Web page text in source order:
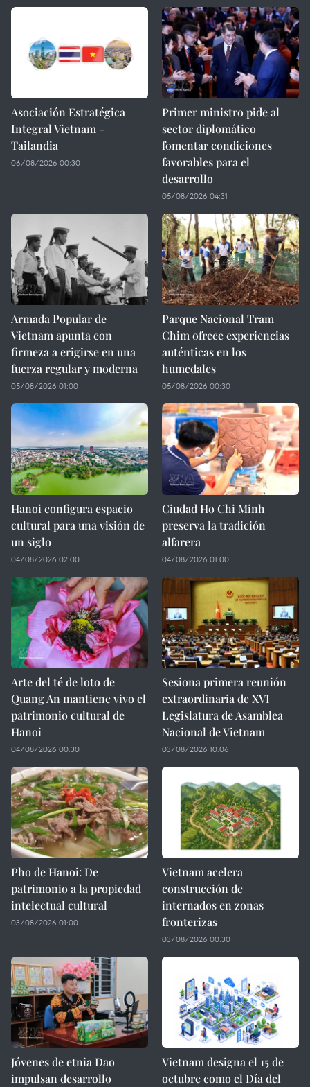
Asociación Estratégica
Integral Vietnam -
Tailandia
06/08/2026 00:30
Primer ministro pide al
sector diplomático
fomentar condiciones
favorables para el
desarrollo
05/08/2026 04:31
Armada Popular de
Vietnam apunta con
firmeza a erigirse en una
fuerza regular y moderna
05/08/2026 01:00
Parque Nacional Tram
Chim ofrece experiencias
auténticas en los
humedales
05/08/2026 00:30
Hanoi configura espacio
cultural para una visión de
un siglo
04/08/2026 02:00
Ciudad Ho Chi Minh
preserva la tradición
alfarera
04/08/2026 01:00
Arte del té de loto de
Quang An mantiene vivo el
patrimonio cultural de
Hanoi
04/08/2026 00:30
Sesiona primera reunión
extraordinaria de XVI
Legislatura de Asamblea
Nacional de Vietnam
03/08/2026 10:06
Pho de Hanoi: De
patrimonio a la propiedad
intelectual cultural
03/08/2026 01:00
Vietnam acelera
construcción de
internados en zonas
fronterizas
03/08/2026 00:30
Jóvenes de etnia Dao
impulsan desarrollo
Vietnam designa el 15 de
octubre como el Día del